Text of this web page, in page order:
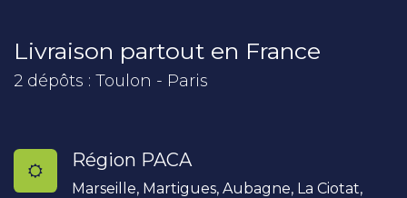
Livraison partout en France
2 dépôts : Toulon - Paris
Région PACA
Marseille, Martigues, Aubagne, La Ciotat,